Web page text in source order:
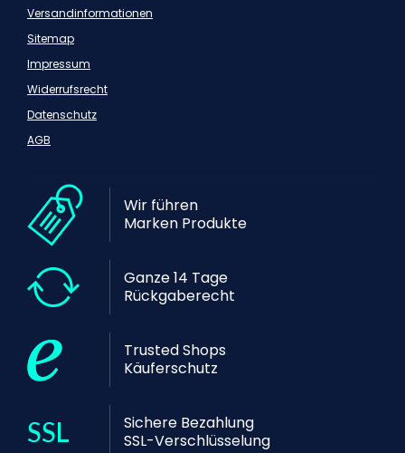
Versandinformationen
Sitemap
Impressum
Widerrufsrecht
Datenschutz
AGB
Wir führen
Marken Produkte
Ganze 14 Tage
Rückgaberecht
Trusted Shops
Käuferschutz
Sichere Bezahlung
SSL-Verschlüsselung